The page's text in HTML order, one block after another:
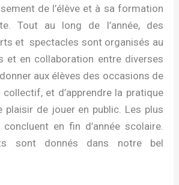
de l’élève et à sa formation
Tout au long de l’année, des
et spectacles sont organisés au
et en collaboration entre diverses
aux élèves des occasions de
et d’apprendre la pratique
plaisir de jouer en public. Les plus
en fin d’année scolaire.
sont donnés dans notre bel